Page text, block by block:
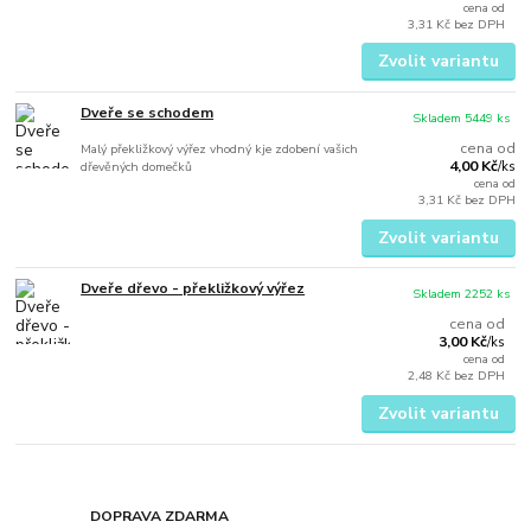
cena od
3,31 Kč bez DPH
Zvolit variantu
Dveře se schodem
Malý překližkový výřez vhodný kje zdobení vašich
dřevěných domečků
cena od
4,00 Kč/ks
cena od
3,31 Kč bez DPH
Skladem 5449 ks
Zvolit variantu
Dveře dřevo - překližkový výřez
cena od
3,00 Kč/ks
cena od
2,48 Kč bez DPH
Skladem 2252 ks
Zvolit variantu
DOPRAVA ZDARMA